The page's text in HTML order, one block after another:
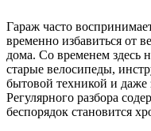
Гараж часто
временно избавиться от
дома. Со временем здесь
старые велосипеды,
бытовой техникой и
Регулярного разбора
беспорядок становится